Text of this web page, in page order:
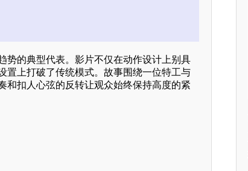
势的典型代表。影片不仅在动作设计上别具
置上打破了传统模式。故事围绕一位特工与
和扣人心弦的反转让观众始终保持高度的紧